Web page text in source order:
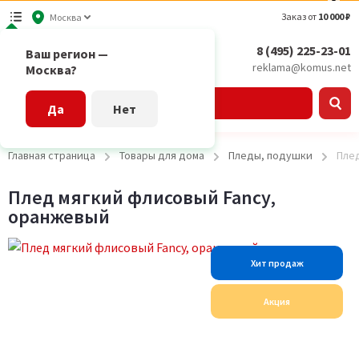
Москва
Ваш регион —
Москва?
Да Нет
Заказ от 10 000 ₽
8 (495) 225-23-01
reklama@komus.net
Главная страница Товары для дома Пледы, подушки
Плед мягкий флисовый Fancy,
оранжевый
Хит продаж
Акция